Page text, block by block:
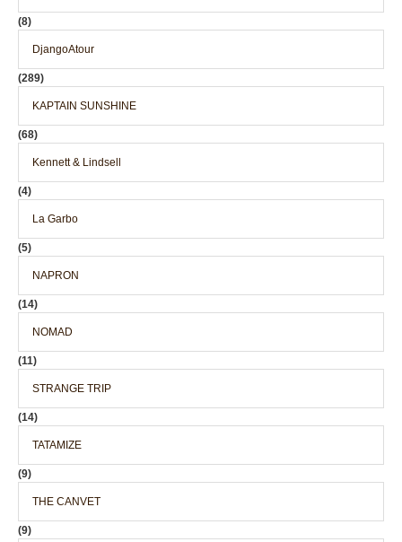
(8)
DjangoAtour
(289)
KAPTAIN SUNSHINE
(68)
Kennett & Lindsell
(4)
La Garbo
(5)
NAPRON
(14)
NOMAD
(11)
STRANGE TRIP
(14)
TATAMIZE
(9)
THE CANVET
(9)